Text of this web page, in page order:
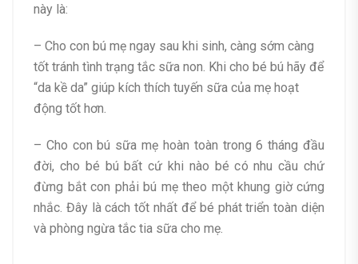
này là:
– Cho con bú mẹ ngay sau khi sinh, càng sớm càng
tốt tránh tình trạng tắc sữa non. Khi cho bé bú hãy để
“da kề da” giúp kích thích tuyến sữa của mẹ hoạt
động tốt hơn.
– Cho con bú sữa mẹ hoàn toàn trong 6 tháng đầu
đời, cho bé bú bất cứ khi nào bé có nhu cầu chứ
đừng bắt con phải bú mẹ theo một khung giờ cứng
nhắc. Đây là cách tốt nhất để bé phát triển toàn diện
và phòng ngừa tắc tia sữa cho mẹ.